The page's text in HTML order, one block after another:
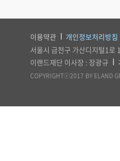
이용약관 개인정보처리방침
서울시 금천구 가산디지털1
이랜드재단 이사장 : 장광규
COPYRIGHTⓒ2017 BY ELAND